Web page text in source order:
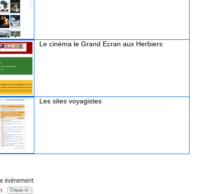
Le cinéma le Grand Ecran aux Herbiers
Les sites voyagistes